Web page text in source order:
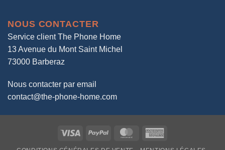
NOUS CONTACTER
Service client The Phone Home
13 Avenue du Mont Saint Michel
73000 Barberaz
Nous contacter par email
contact@the-phone-home.com
Visa PayPal MasterCard